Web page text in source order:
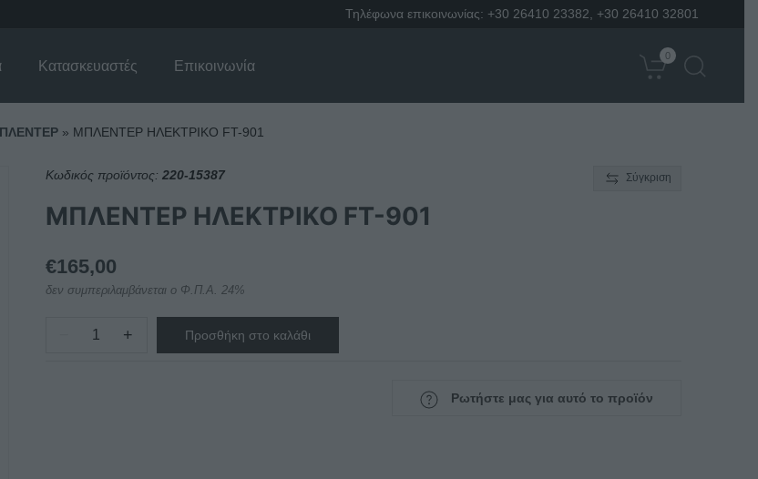
Τηλέφωνα επικοινωνίας: +30 26410 23382 +30 26410 32801
Κατασκευαστές Επικοινωνία
0
» ΜΠΛΕΝΤΕΡ ΗΛΕKΤΡΙΚΟ FT-901
Κωδικός προϊόντος: 220-15387 Σύγκριση
ΜΠΛΕΝΤΕΡ ΗΛΕKΤΡΙΚΟ FT-901
€165,00
δεν συμπεριλαμβάνεται ο Φ.Π.Α. 24%
ΜΠΛΕΝΤΕΡ + Προσθήκη στο καλάθι
Ρωτήστε μας για αυτό το προϊόν